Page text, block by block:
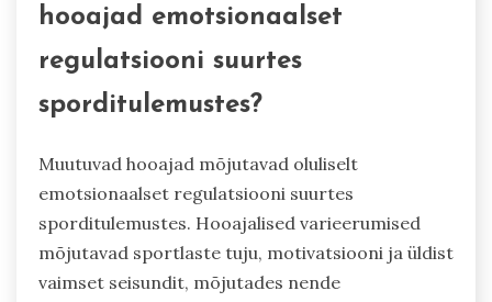
hooajad emotsionaalset
regulatsiooni suurtes
sporditulemustes?
Muutuvad hooajad mõjutavad oluliselt
emotsionaalset regulatsiooni suurtes
sporditulemustes. Hooajalised varieerumised
mõjutavad sportlaste tuju, motivatsiooni ja üldist
vaimset seisundit, mõjutades nende